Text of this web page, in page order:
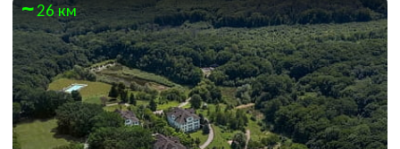
26 км